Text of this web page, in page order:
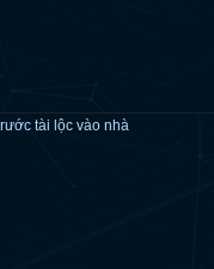
tài lộc vào nhà